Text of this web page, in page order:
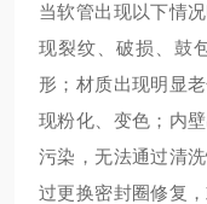
当软管出现以下情
现裂纹、破损、鼓
形；材质出现明显
现粉化、变色；内
污染，无法通过清
过更换密封圈修复